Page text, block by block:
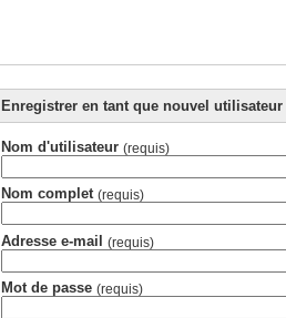
Enregistrer en tant que nouvel utilisateur
Nom d'utilisateur (requis)
Nom complet (requis)
Adresse e-mail (requis)
Mot de passe (requis)